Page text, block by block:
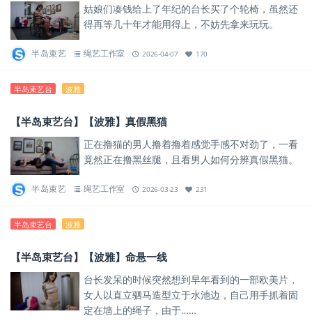
姑娘们凑钱给上了年纪的台长买了个轮椅，虽然还
得再等几十年才能用得上，不妨先拿来玩玩。
半岛束艺 绳艺工作室 2026-04-07 170
半岛束艺台 波雅
【半岛束艺台】【波雅】真假黑猫
正在撸猫的男人撸着撸着感觉手感不对劲了，一看
竟然正在撸黑丝腿，且看男人如何分辨真假黑猫。
半岛束艺 绳艺工作室 2026-03-23 231
半岛束艺台 波雅
【半岛束艺台】【波雅】命悬一线
台长发呆的时候突然想到早年看到的一部欧美片，
女人以直立驷马造型立于水池边，自己用手抓着固
定在墙上的绳子，由于……